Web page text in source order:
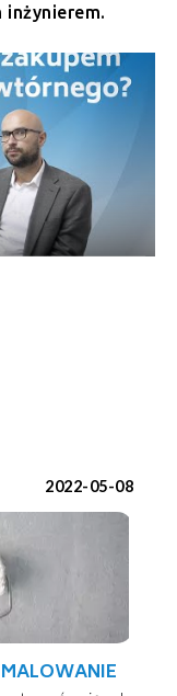
inżynierem.
2022-05-08